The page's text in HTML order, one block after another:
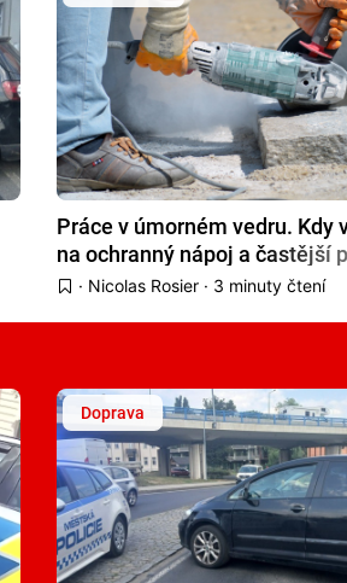
Práce v úmorném vedru. Kdy
na ochranný nápoj a častější
· Nicolas Rosier· 3 minuty čtení
Doprava